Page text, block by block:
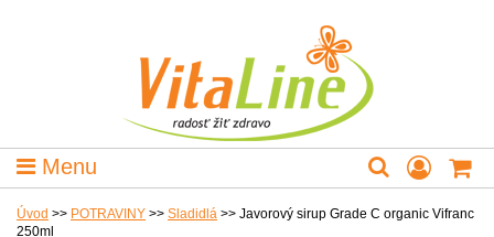
Menu
Úvod >> POTRAVINY >> Sladidlá >> Javorový sirup Grade C organic Vifranc
250ml